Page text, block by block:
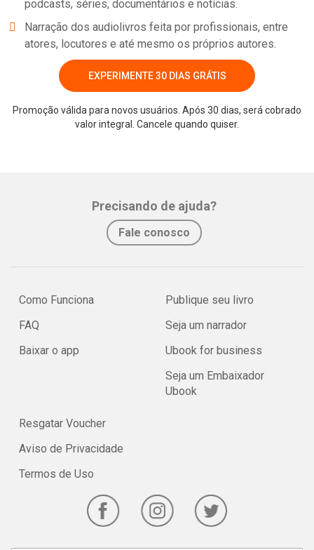
podcasts, séries, documentários e notícias.
Narração dos audiolivros feita por profissionais, entre
atores, locutores e até mesmo os próprios autores.
EXPERIMENTE 30 DIAS GRÁTIS
Promoção válida para novos usuários. Após 30 dias, será cobrado
valor integral. Cancele quando quiser.
Precisando de ajuda?
Fale conosco
Como Funciona
FAQ
Baixar o app
Publique seu livro
Seja um narrador
Ubook for business
Seja um Embaixador
Ubook
Resgatar Voucher
Aviso de Privacidade
Termos de Uso
Whatsapp Facebook Twitter E-mail